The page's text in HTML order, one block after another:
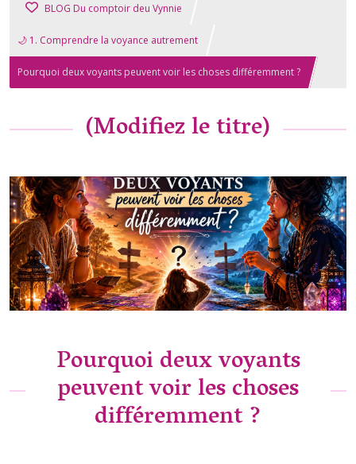
BLOG Du comptoir deu Vynnie
🌙 1. Comprendre la voyance autrement
Pourquoi deux voyants peuvent voir les choses différemment ?
(Modifiez le titre)
Pourquoi deux voyants
peuvent voir les choses
différemment ?